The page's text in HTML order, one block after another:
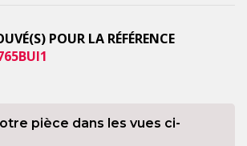
POUR LA RÉFÉRENCE
pièce dans les vues ci-